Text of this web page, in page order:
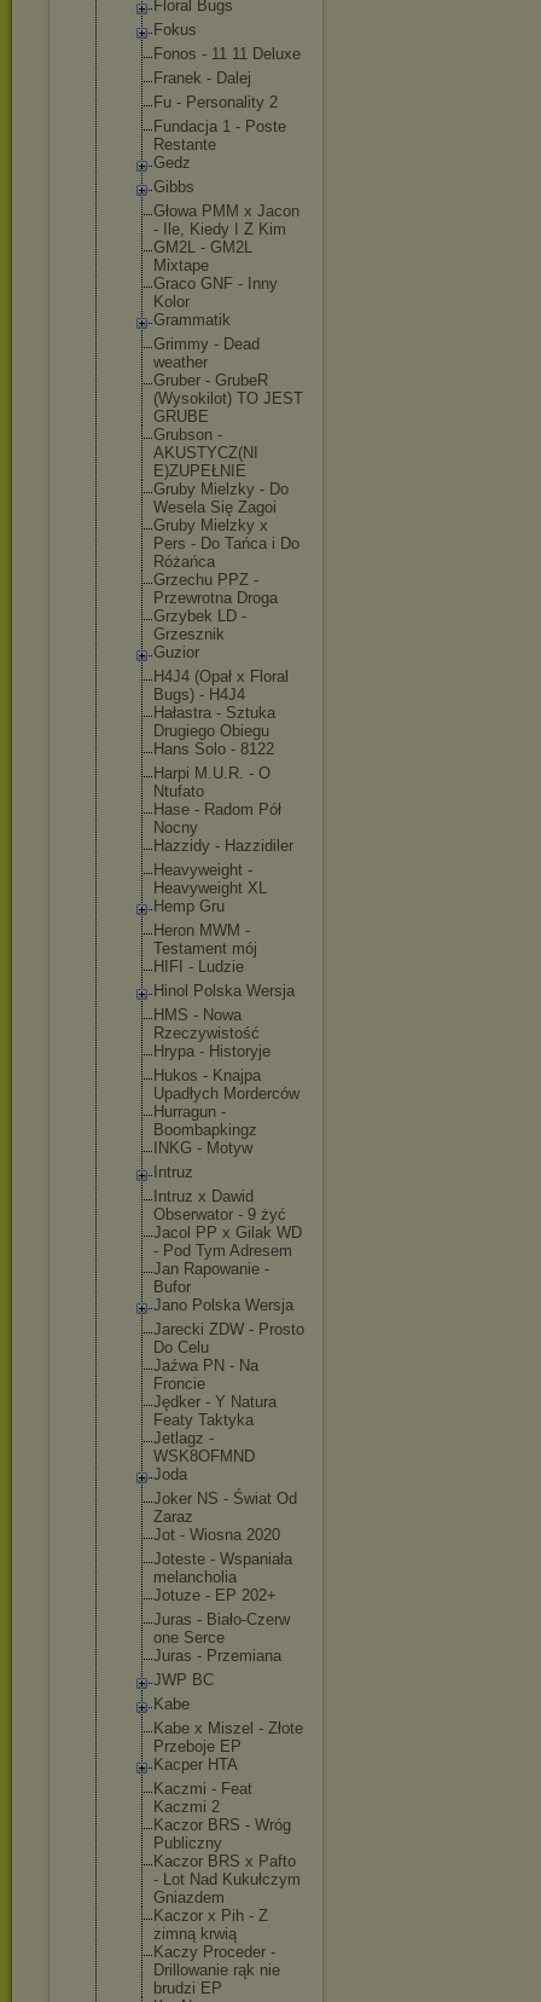
Floral Bugs
Fokus
Fonos - 11 11 Deluxe
Franek - Dalej
Fu - Personality 2
Fundacja 1 - Poste
Restante
Gedz
Gibbs
Głowa PMM x Jacon
- Ile, Kiedy I Z Kim
GM2L - GM2L
Mixtape
Graco GNF - Inny
Kolor
Grammatik
Grimmy - Dead
weather
Gruber - GrubeR
(Wysokilot) TO JEST
GRUBE
Grubson -
AKUSTYCZ(NI
E)ZUPEŁNIE
Gruby Mielzky - Do
Wesela Się Zagoi
Gruby Mielzky x
Pers - Do Tańca i Do
Różańca
Grzechu PPZ -
Przewrotna Droga
Grzybek LD -
Grzesznik
Guzior
H4J4 (Opał x Floral
Bugs) - H4J4
Hałastra - Sztuka
Drugiego Obiegu
Hans Solo - 8122
Harpi M.U.R. - O
Ntufato
Hase - Radom Pół
Nocny
Hazzidy - Hazzidiler
Heavyweight -
Heavyweight XL
Hemp Gru
Heron MWM -
Testament mój
HIFI - Ludzie
Hinol Polska Wersja
HMS - Nowa
Rzeczywistość
Hrypa - Historyje
Hukos - Knajpa
Upadłych Morderców
Hurragun -
Boombapkingz
INKG - Motyw
Intruz
Intruz x Dawid
Obserwator - 9 żyć
Jacol PP x Gilak WD
- Pod Tym Adresem
Jan Rapowanie -
Bufor
Jano Polska Wersja
Jarecki ZDW - Prosto
Do Celu
Jaźwa PN - Na
Froncie
Jędker - Y Natura
Featy Taktyka
Jetlagz -
WSK8OFMND
Joda
Joker NS - Świat Od
Zaraz
Jot - Wiosna 2020
Joteste - Wspaniała
melancholia
Jotuze - EP 202+
Juras - Biało-Czerw
one Serce
Juras - Przemiana
JWP BC
Kabe
Kabe x Miszel - Złote
Przeboje EP
Kacper HTA
Kaczmi - Feat
Kaczmi 2
Kaczor BRS - Wróg
Publiczny
Kaczor BRS x Pafto
- Lot Nad Kukułczym
Gniazdem
Kaczor x Pih - Z
zimną krwią
Kaczy Proceder -
Drillowanie rąk nie
brudzi EP